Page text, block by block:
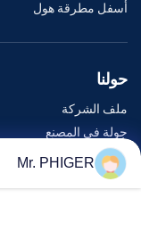
أسفل مطرقة هول
حولنا
ملف الشركة
جولة في المصنع
مراقبة الجودة
خريطة الموقع
Mr. PHIGER